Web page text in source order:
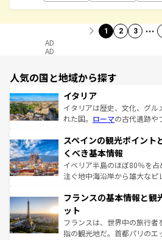
1 2 3 …
AD
AD
人気の国と地域から探す
イタリア
イタリアは歴史、文化、グ
れた国。 ローマの古代遺跡や
ろん、トスカーナの美しい
景など、自然景観も見逃せな
ピザやパスタなど、絶品の
できる。朝目覚めてから夜眠
なお、新着のイタリア情報は
しい。
スペインの観光ポイント
くべき基本情報
イベリア半島のほぼ80％を
注ぐ地中海沿岸から雄大なピ
文化が根付くこの国では、情
れる闘牛、そして美味しいタ
る。首都マドリードの洗練
アートに溢れた街角から、地
フランスの基本情報と観
ット
フランスは、世界中の旅行
指の観光地だ。首都パリのエ